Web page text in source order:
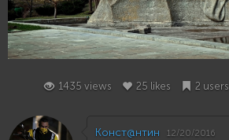
25
1435 views 25 likes 2
Конст@нтин 12/20/2016